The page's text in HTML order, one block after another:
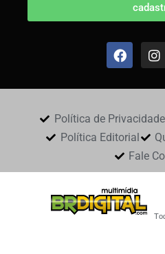
Política de Privacidade
Política Editorial
Fale